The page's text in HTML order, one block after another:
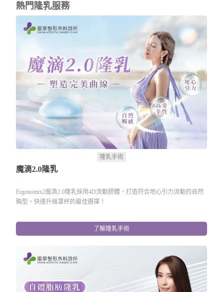
熱門隆乳服務
隆乳手術
魔滴2.0隆乳
Ergonomix2魔滴2.0隆乳採用4D流動膠體，打造符合地心引力流動的自然
胸型，快速升級罩杯的最佳選擇！
了解隆乳手術